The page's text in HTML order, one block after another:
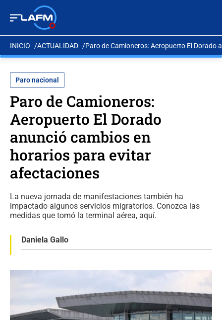
INICIO ACTUALIDAD Paro de Camioneros: Aeropuerto El
Paro nacional
Paro de Camioneros:
Aeropuerto El Dorado
anunció cambios en
horarios para evitar
afectaciones
La nueva jornada de manifestaciones también ha
impactado algunos servicios migratorios. Conozca las
medidas que tomó la terminal aérea, aquí.
Daniela Gallo